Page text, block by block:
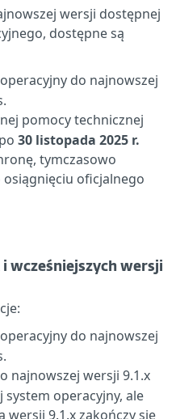
wersji dostępnej
dostępne są
do najnowszej
pomocy technicznej
po 30 listopada 2025 r.
tymczasowo
oficjalnego
wcześniejszych wersji
do najnowszej
najnowszej wersji 9.1.x
system operacyjny, ale
wersji 9.1.x zakończy się